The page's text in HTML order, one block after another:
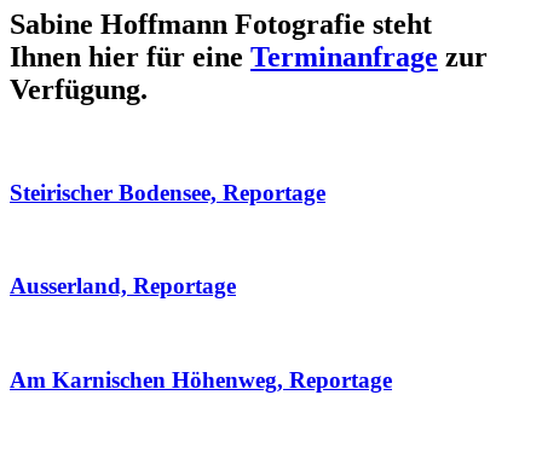
Sabine Hoffmann Fotografie steht
Ihnen hier für eine Terminanfrage zur
Verfügung.
Steirischer Bodensee, Reportage
Ausserland, Reportage
Am Karnischen Höhenweg, Reportage